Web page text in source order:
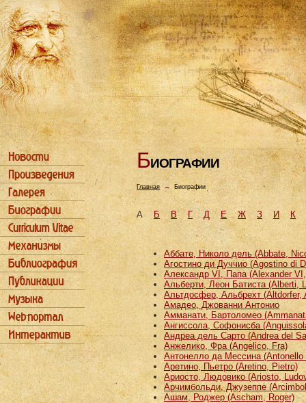
БИОГРАФИИ
Главная→ Биографии
АБ В Г Д Е Ж З И К
Аббате, Николо дель (Abbate,
Агостино ди Дуччио (Agostino di
Александр VI, Папа (Alexander
Альберти, Леон Батиста (Alberti,
Альтдосфер, Альбрехт (Altdorfer,
Амадео, Джованни Антонио
Амманати, Бартоломео
Ангиссола, Софонисба
Андреа дель Сарто (Andrea del
Анжелико, Фра (Angelico, Fra)
Антонелло да Мессина (Antonello
Аретино, Пьетро (Aretino, Pietro)
Ариосто, Людовико (Ariosto,
Арчимбольди, Джузеппе
Ашам, Роджер (Ascham, Roger)